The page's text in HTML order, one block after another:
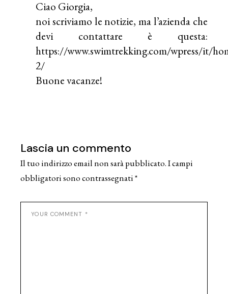
Ciao Giorgia,
noi scriviamo le notizie, ma l’azienda che
devi contattare è questa:
https://www.swimtrekking.com/wpress/it/
2/
Buone vacanze!
Lascia un commento
Il tuo indirizzo email non sarà pubblicato.I campi
obbligatori sono contrassegnati*